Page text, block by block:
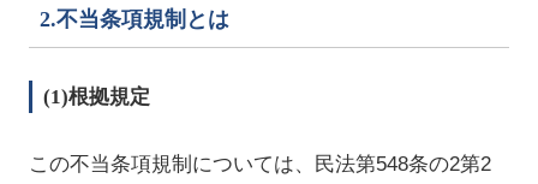
2.不当条項規制とは
(1)根拠規定
この不当条項規制については、民法第548条の2第2